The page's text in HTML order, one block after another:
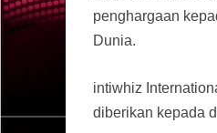
penghargaan
Dunia.
intiwhiz
diberikan kepada